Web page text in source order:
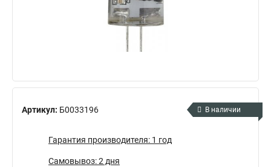
Артикул: Б0033196 В наличии
Гарантия производителя: 1 год
Самовывоз: 2 дня